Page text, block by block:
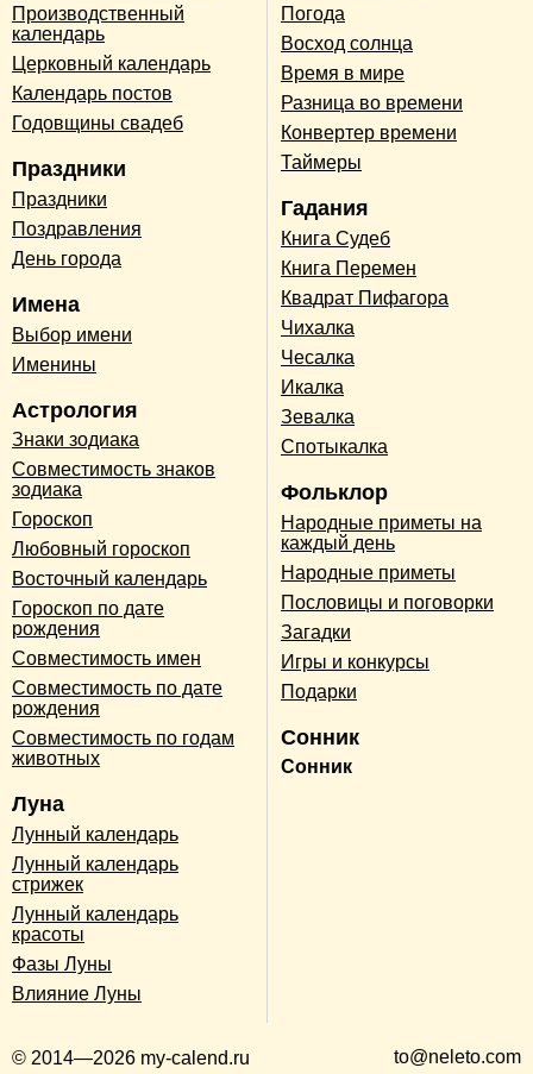
Производственный
календарь
Церковный календарь
Календарь постов
Годовщины свадеб
Праздники
Праздники
Поздравления
День города
Имена
Выбор имени
Именины
Астрология
Знаки зодиака
Совместимость знаков
зодиака
Гороскоп
Любовный гороскоп
Восточный календарь
Гороскоп по дате
рождения
Совместимость имен
Совместимость по дате
рождения
Совместимость по годам
животных
Луна
Лунный календарь
Лунный календарь
стрижек
Лунный календарь
красоты
Фазы Луны
Влияние Луны
Погода
Восход солнца
Время в мире
Разница во времени
Конвертер времени
Таймеры
Гадания
Книга Судеб
Книга Перемен
Квадрат Пифагора
Чихалка
Чесалка
Икалка
Зевалка
Спотыкалка
Фольклор
Народные приметы на
каждый день
Народные приметы
Пословицы и поговорки
Загадки
Игры и конкурсы
Подарки
Сонник
Сонник
© 2014—2026 my-calend.ru to@neleto.com